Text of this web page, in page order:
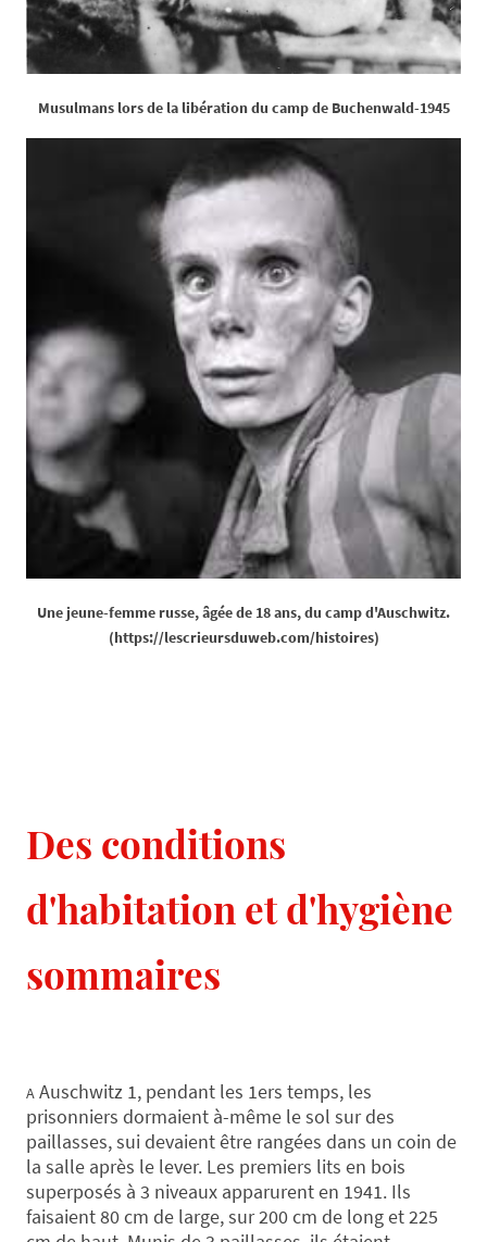
Musulmans lors de la libération du camp de Buchenwald-1945
Une jeune-femme russe, âgée de 18 ans, du camp d'Auschwitz.
(https://lescrieursduweb.com/histoires)
Des conditions
d'habitation et d'hygiène
sommaires
A Auschwitz 1, pendant les 1ers temps, les
prisonniers dormaient à-même le sol sur des
paillasses, sui devaient être rangées dans un coin de
la salle après le lever. Les premiers lits en bois
superposés à 3 niveaux apparurent en 1941. Ils
faisaient 80 cm de large, sur 200 cm de long et 225